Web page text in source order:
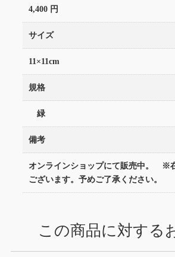
4,400 円
サイズ
11×11cm
規格
緑
備考
オンラインショップにて販売中。 ※
ございます。予めご了承ください。
この商品に対する